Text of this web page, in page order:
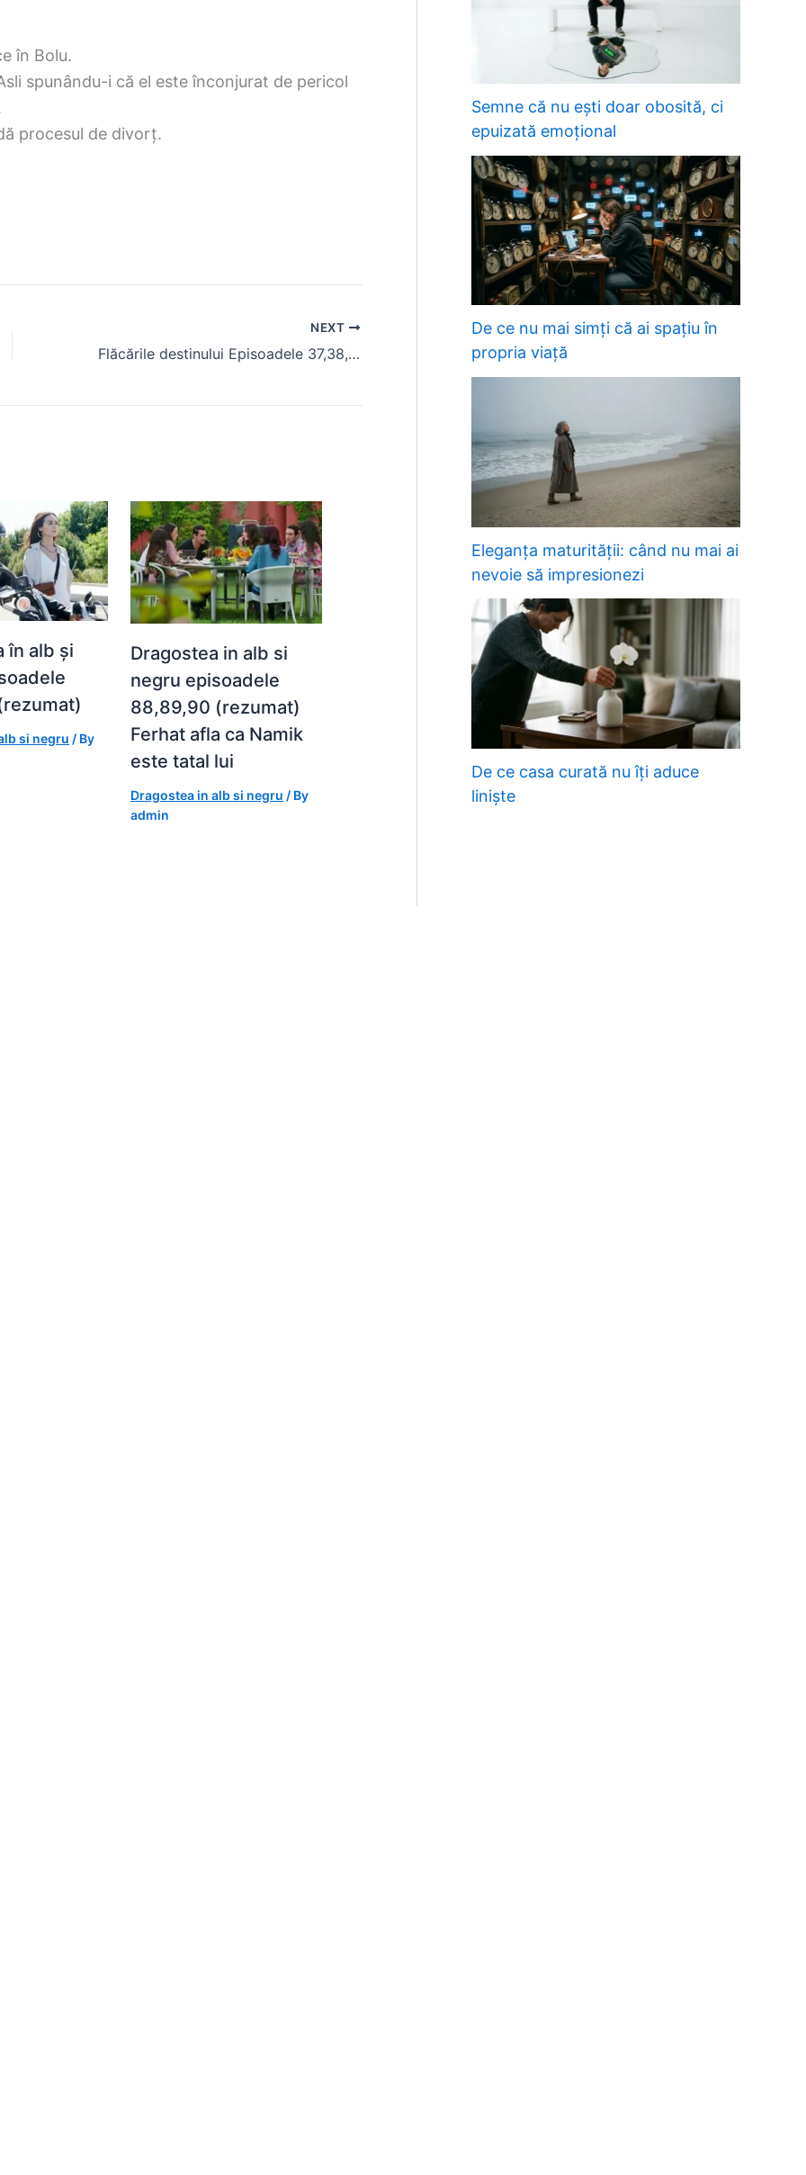
în Bolu.
spunându-i că el este înconjurat de pericol
procesul de divorț.
NEXT
Flăcările destinului Episoadele 37,38,39 (rezumat)
în alb și
si negru / By
Dragostea in alb si
negru episoadele
88,89,90 (rezumat)
Ferhat afla ca Namik
este tatal lui
Dragostea in alb si negru / By
admin
Semne că nu ești doar obosită, ci
epuizată emoțional
De ce nu mai simți că ai spațiu în
propria viață
Eleganța maturității: când nu mai ai
nevoie să impresionezi
De ce casa curată nu îți aduce
liniște